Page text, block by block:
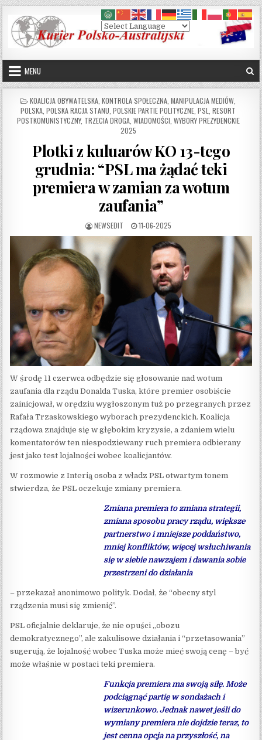
Skip to content
MENU
POSTED IN
KOALICJA OBYWATELSKA KONTROLA SPOŁECZNA MANIPULACJA MEDIÓW
POLSKA POLSKA RACJA STANU POLSKIE PARTIE POLITYCZNE PSL RESORT
POSTKOMUNISTYCZNY, TRZECIA DROGA, WIADOMOŚCI WYBORY PREZYDENCKIE
2025
Plotki z kuluarów KO 13-tego
grudnia: “PSL ma żądać teki
premiera w zamian za wotum
zaufania”
AUTHOR:
NEWSEDIT PUBLISHED DATE:
11-06-2025
W środę 11 czerwca odbędzie się głosowanie nad wotum
zaufania dla rządu Donalda Tuska, które premier osobiście
zainicjował, w orędziu wygłoszonym tuż po przegranych przez
Rafała Trzaskowskiego wyborach prezydenckich. Koalicja
rządowa znajduje się w głębokim kryzysie, a zdaniem wielu
komentatorów ten niespodziewany ruch premiera odbierany
jest jako test lojalności wobec koalicjantów.
W rozmowie z Interią osoba z władz PSL otwartym tonem
stwierdza, że PSL oczekuje zmiany premiera.
Zmiana premiera to zmiana strategii,
zmiana sposobu pracy rządu, większe
partnerstwo i mniejsze poddaństwo,
mniej konfliktów, więcej wsłuchiwania
się w siebie nawzajem i dawania sobie
przestrzeni do działania
– przekazał anonimowo polityk. Dodał, że “obecny styl
rządzenia musi się zmienić”.
PSL oficjalnie deklaruje, że nie opuści „obozu
demokratycznego”, ale zakulisowe działania i “przetasowania”
sugerują, że lojalność wobec Tuska może mieć swoją cenę – być
może właśnie w postaci teki premiera.
Funkcja premiera ma swoją siłę. Może
podciągnąć partię w sondażach i
wizerunkowo. Jednak nawet jeśli do
wymiany premiera nie dojdzie teraz, to
jest cenna opcja na przyszłość, na